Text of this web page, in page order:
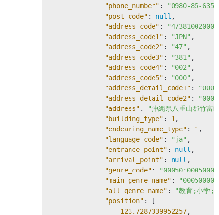
"phone_number" :
"0980-85-
"post_code" : null ,
"address_code" :
"address_code1" : "JPN" ,
"address_code2" : "47" ,
"address_code3" : "381" ,
"address_code4" : "002" ,
"address_code5" : "000" ,
"address_detail_code1" :
"address_detail_code2" :
"address" :
"沖縄県八重山郡竹富
"building_type" : 1 ,
"endearing_name_type" : 1 ,
"language_code" : "ja" ,
"entrance_point" : null ,
"arrival_point" : null ,
"genre_code" :
"main_genre_name" :
"all_genre_name" : "教育;小学;"
"position" : [
123.7287339952257,